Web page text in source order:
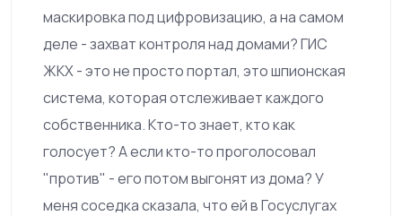
маскировка под цифровизацию, а на самом
деле - захват контроля над домами? ГИС
ЖКХ - это не просто портал, это шпионская
система, которая отслеживает каждого
собственника. Кто-то знает, кто как
голосует? А если кто-то проголосовал
"против" - его потом выгонят из дома? У
меня соседка сказала, что ей в Госуслугах